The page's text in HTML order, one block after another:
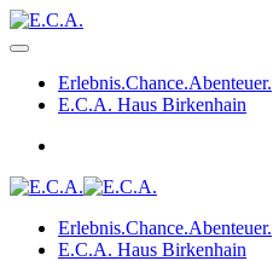
Erlebnis.Chance.Abenteuer.
E.C.A. Haus Birkenhain
Erlebnis.Chance.Abenteuer.
E.C.A. Haus Birkenhain